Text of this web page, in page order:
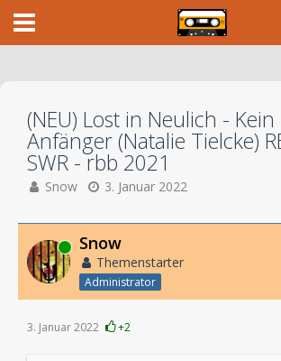
(NEU) Lost in Neulich -
Anfänger (Natalie Tielcke)
SWR - rbb 2021
Snow 3. Januar 2022
Online Snow
Themenstarter
Administrator
3. Januar 2022 +2